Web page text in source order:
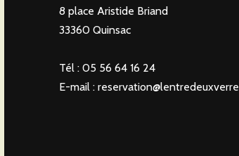
8 place Aristide Briand
33360 Quinsac
Tél : 05 56 64 16 24
E-mail :